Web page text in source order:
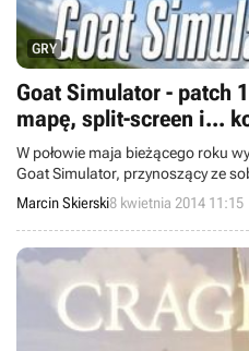
GRY
Goat Simulator - patch
mapę, split-screen i...
W połowie maja bieżącego roku
Goat Simulator, przynoszący ze
Twórcy obiecują nową mapę,
podzielonym ekranie i jeszcze
Marcin Skierski8 kwietnia 2014 11:15